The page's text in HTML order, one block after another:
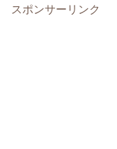
スポンサーリンク